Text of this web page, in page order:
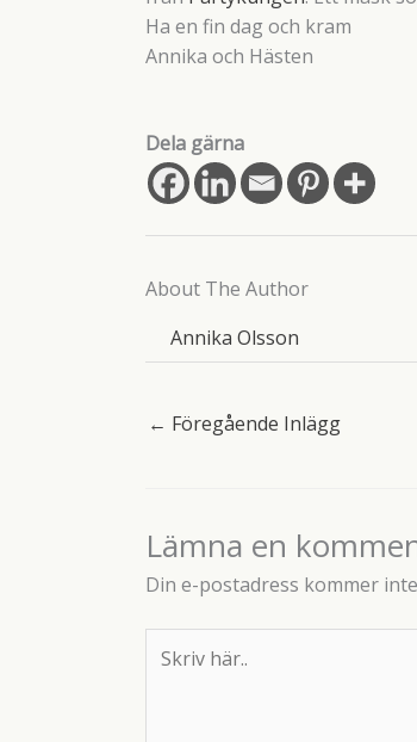
Ha en fin dag och kram
Annika och Hästen
Dela gärna
About The Author
Annika Olsson
← Föregående Inlägg
Lämna en
Din e-postadress kommer
här..